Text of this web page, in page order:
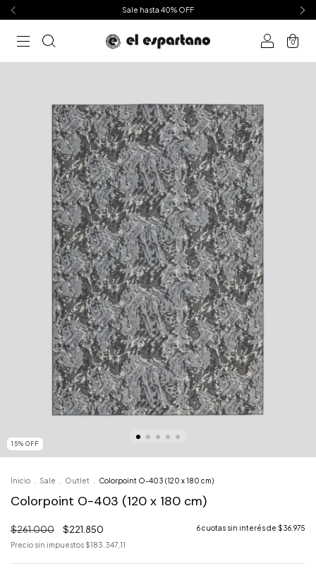
Sale hasta 40% OFF
0
15% OFF
Inicio Sale Outlet Colorpoint O-403 (120 x 180 cm)
Colorpoint O-403 (120 x 180 cm)
$261.000 $221.850 6cuotas sin interés de $36.975
Precio sin impuestos $183.347,11